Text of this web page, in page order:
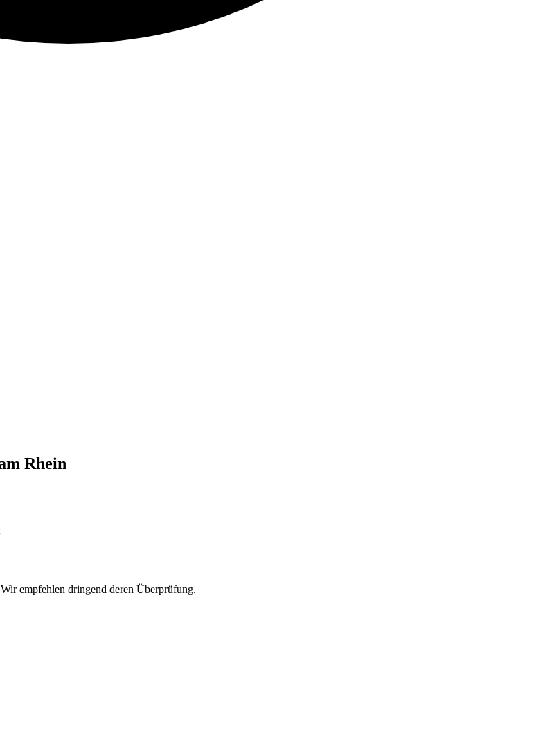
Rhein
empfehlen dringend deren Überprüfung.